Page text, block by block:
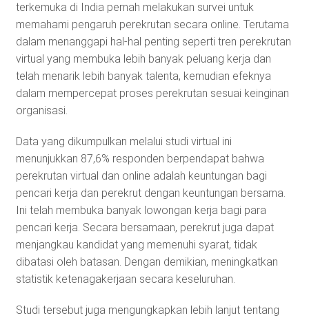
terkemuka di India pernah melakukan survei untuk
memahami pengaruh perekrutan secara online. Terutama
dalam menanggapi hal-hal penting seperti tren perekrutan
virtual yang membuka lebih banyak peluang kerja dan
telah menarik lebih banyak talenta, kemudian efeknya
dalam mempercepat proses perekrutan sesuai keinginan
organisasi.
Data yang dikumpulkan melalui studi virtual ini
menunjukkan 87,6% responden berpendapat bahwa
perekrutan virtual dan online adalah keuntungan bagi
pencari kerja dan perekrut dengan keuntungan bersama.
Ini telah membuka banyak lowongan kerja bagi para
pencari kerja. Secara bersamaan, perekrut juga dapat
menjangkau kandidat yang memenuhi syarat, tidak
dibatasi oleh batasan. Dengan demikian, meningkatkan
statistik ketenagakerjaan secara keseluruhan.
Studi tersebut juga mengungkapkan lebih lanjut tentang